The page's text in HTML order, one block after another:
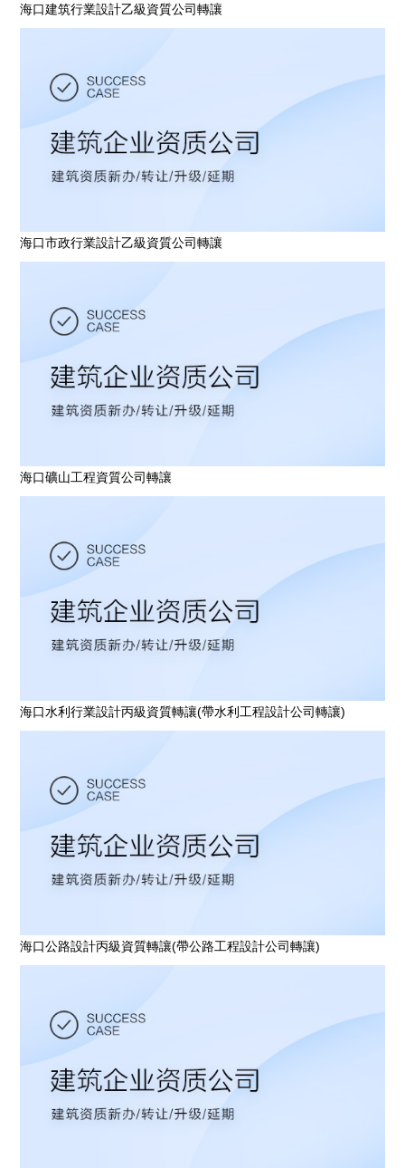
海口建筑行業設計乙級資質公司轉讓
海口市政行業設計乙級資質公司轉讓
海口礦山工程資質公司轉讓
海口水利行業設計丙級資質轉讓(帶水利工程設計公司轉讓)
海口公路設計丙級資質轉讓(帶公路工程設計公司轉讓)